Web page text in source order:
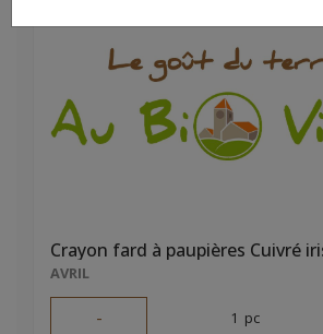
Crayon fard à paupières Cuivré
AVRIL
- 1 pc